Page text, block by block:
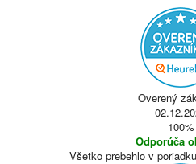
Overený
100%
Odporúča
Všetko prebehlo v